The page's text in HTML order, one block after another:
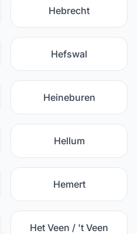
Hebrecht
Hefswal
Heineburen
Hellum
Hemert
Het Veen / 't Veen